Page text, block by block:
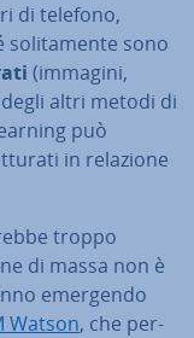
di telefono,
so­li­ta­men­te sono
(immagini,
altri metodi di
può
in relazione
troppo
di massa non è
emergendo
Watson, che per­